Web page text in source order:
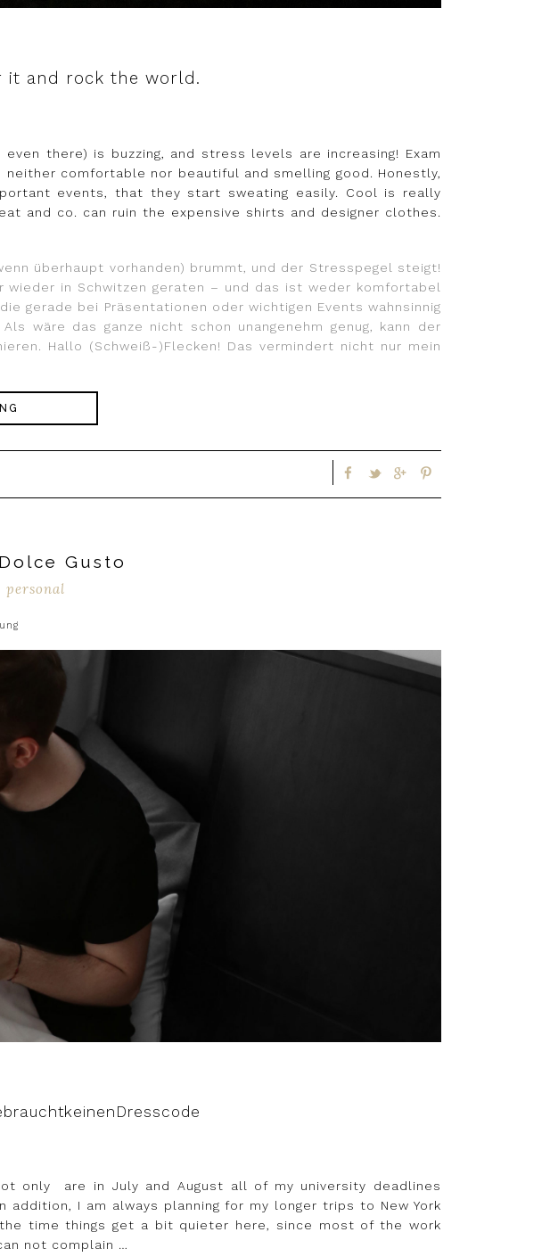
it and rock the world.
there) is buzzing, and stress levels are increasing! Exam
comfortable nor beautiful and smelling good. Honestly,
events, that they start sweating easily. Cool is really
and co. can ruin the expensive shirts and designer clothes.
überhaupt vorhanden) brummt, und der Stresspegel steigt!
wieder in Schwitzen geraten – und das ist weder komfortabel
gerade bei Präsentationen oder wichtigen Events wahnsinnig
wäre das ganze nicht schon unangenehm genug, kann der
Hallo (Schweiß-)Flecken! Das vermindert nicht nur mein
Gusto
personal
only
are in July and August all of my university deadlines
I am always planning for my longer trips to New York
time things get a bit quieter here, since most of the work
not complain …